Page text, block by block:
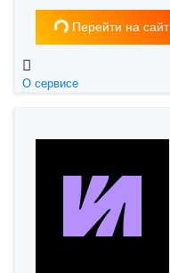
Загрузка... Перейти на сайт
О сервисе